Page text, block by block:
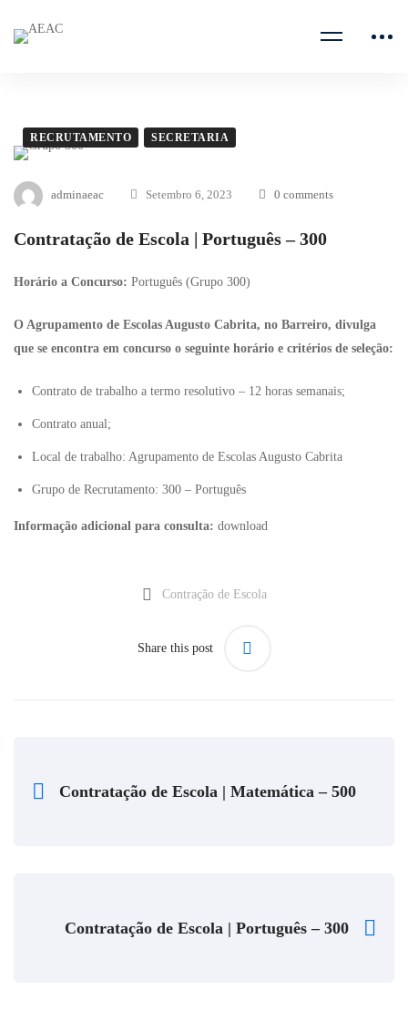
RECRUTAMENTO SECRETARIA
adminaeac Setembro 6, 2023 0 comments
Contratação de Escola | Português – 300
Horário a Concurso: Português (Grupo 300)
O Agrupamento de Escolas Augusto Cabrita, no Barreiro, divulga
que se encontra em concurso o seguinte horário e critérios de seleção:
Contrato de trabalho a termo resolutivo – 12 horas semanais;
Contrato anual;
Local de trabalho: Agrupamento de Escolas Augusto Cabrita
Grupo de Recrutamento: 300 – Português
Informação adicional para consulta: download
Contração de Escola
Share this post
Contratação de Escola | Matemática – 500
Contratação de Escola | Português – 300